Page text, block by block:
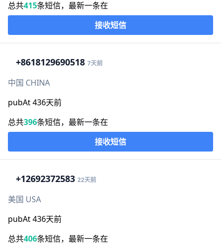
总共415条短信，最新一条在
接收短信
+8618129690518 7天前
中国 CHINA
pubAt 436天前
总共396条短信，最新一条在
接收短信
+12692372583 22天前
美国 USA
pubAt 436天前
总共406条短信，最新一条在